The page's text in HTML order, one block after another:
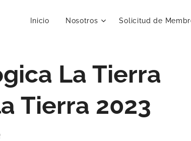
Inicio Nosotros Solicitud de
La Tierra
Tierra 2023